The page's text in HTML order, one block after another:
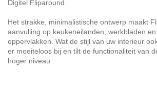
Digitel Fliparound.
Het strakke, minimalistische ontwerp maakt
aanvulling op keukeneilanden, werkbladen
oppervlakken. Wat de stijl van uw interieur
er moeiteloos bij en tilt de functionaliteit van
hoger niveau.